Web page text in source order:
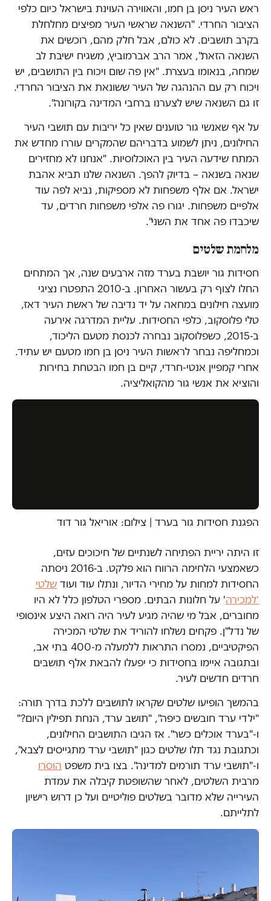
ראש העיר ניסן בן חמו, והאווירה העוינת בישראל כיום כלפי
הציבור החרדי. "השנאה שראשי העיר מפיצים מחלחלת
בקרב תושבים. לא כולם, אבל חלק מהם, רוכשים את
השנאה הזאת", אמר הרב אברמוביץ, משגיח ישיבת לב
שמחה, בנאומו בעצרת. "אין פה שום ויכוח בין התושבים, יש
ויכוח רק עם ההנהגה של העיר ששונאת את הציבור החרדי.
זו גם השנאה שיש לצערנו ברחבי המדינה בקורונה".
על אף שאנשי גור טוענים שאין כל יריבות עם תושבי העיר
החילונים, ניתן לשמוע בדבריהם שהמקרים עוררו מחדש את
המתח שידעה העיר בין האוכלוסיות. "אנחנו לא מחזירים
שנאה בשנאה – בדיוק להפך. השנאה שלנו תביא אהבת
ישראל. אם אלף משפחות לא מספיקות, נביא לפה עוד
אלפיים משפחות. יגורו פה אלפי משפחות חרדים, עד
שיכבדו פה אחד את השני".
מלחמת שלטים
חסידות גור יושבת בערד מזה ארבעים שנה, אך המתחים
החלו לצוף רק בעשור האחרון. ב-2010 התפטרו נציגי
מועצה חילונים במחאה על יד נדיבה של ראשת העיר דאז,
טלי פלוסקוב, כלפי החסידות. עליית המדרגה אירעה
ב-2015, כשפלוסקוב נבחרה לכנסת מטעם הליכוד,
וכמחליפה נבחר לראשות העיר ניסן בן חמו מטעם יש עתיד.
אחרי קמפיין אנטי-חרדי, קיים בן חמו הבטחת בחירות
והוציא את אנשי גור מהקואליציה.
הפגנת חסידות גור בערד | צילום: אוריאל גור דוד
זו היתה יריית הפתיחה לשנתיים של חיכוכים עזים,
כשאמצעי הלחימה הרווח הוא פלקט. ב-2016 ניסתה
החסידות למחות על מחירי הדיור, ונתלו עוד ועוד שלטי
'למכירה' על חלונות הבתים. מספרי הטלפון כלל לא היו
מחוברים, אבל מי שהיה מגיע לעיר היה רואה היצע אינסופי
של נדל"ן. פקחים נשלחו להוריד את שלטי המכירה
הפיקטיביים, נמסרו התראות ללמעלה מ-400 בתי אב,
ובתגובה איימו בחסידות כי יפעלו להבאת אלף תושבים
חרדים חדשים לעיר.
בהמשך הופיעו שלטים שקראו לתושבים ללכת בדרך תורה:
"ילדי ערד חובשים כיפה", "תושב ערד, הנחת תפילין היום?"
ו-"בערד אוכלים כשר". אז הגיבו התושבים החילונים,
וכתגובת נגד תלו שלטים כגון "תושבי ערד מתגייסים לצבא",
ו-"תושבי ערד תורמים למדינה". בצו בית משפט הוסרו
מרבית השלטים, לאחר שהשופטת קיבלה את עמדת
העירייה שלא מדובר בשלטים פוליטיים ועל כן דרוש רישיון
לתלייתם.